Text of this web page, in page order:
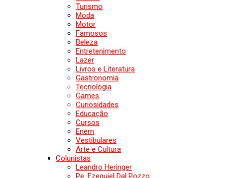
Turismo
Moda
Motor
Famosos
Beleza
Entretenimento
Lazer
Livros e Literatura
Gastronomia
Tecnologia
Games
Curiosidades
Educação
Cursos
Enem
Vestibulares
Arte e Cultura
Colunistas
Leandro Heringer
Pe. Ezequiel Dal Pozzo